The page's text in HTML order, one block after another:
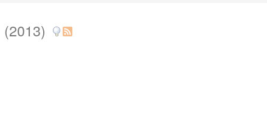
(2013)